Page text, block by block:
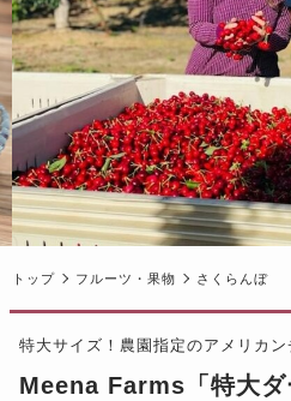
トップ フルーツ・果物 さくらんぼ
特大サイズ！農園指定のアメリカン
Meena Farms「特大ダ